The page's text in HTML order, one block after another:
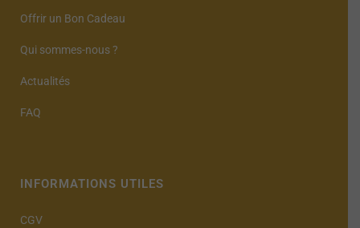
Offrir un Bon Cadeau
Qui sommes-nous ?
Actualités
FAQ
INFORMATIONS UTILES
CGV